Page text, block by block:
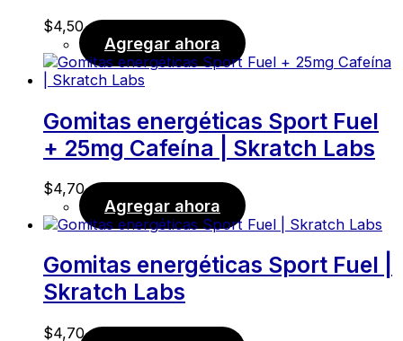
$4,50
Agregar ahora
Gomitas energéticas Sport Fuel
+ 25mg Cafeína | Skratch Labs
$4,70
Agregar ahora
Gomitas energéticas Sport Fuel |
Skratch Labs
$4,70